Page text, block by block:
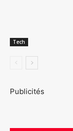
Tech
Publicités